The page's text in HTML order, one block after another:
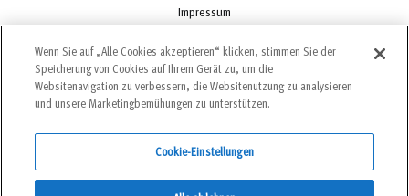
Impressum
Cookie-Einstellungen
©2022 bergundsteigen
Wenn Sie auf „Alle Cookies akzeptieren“ klicken, stimmen Sie der
Speicherung von Cookies auf Ihrem Gerät zu, um die
Websitenavigation zu verbessern, die Websitenutzung zu analysieren
und unsere Marketingbemühungen zu unterstützen.
Cookie-Einstellungen